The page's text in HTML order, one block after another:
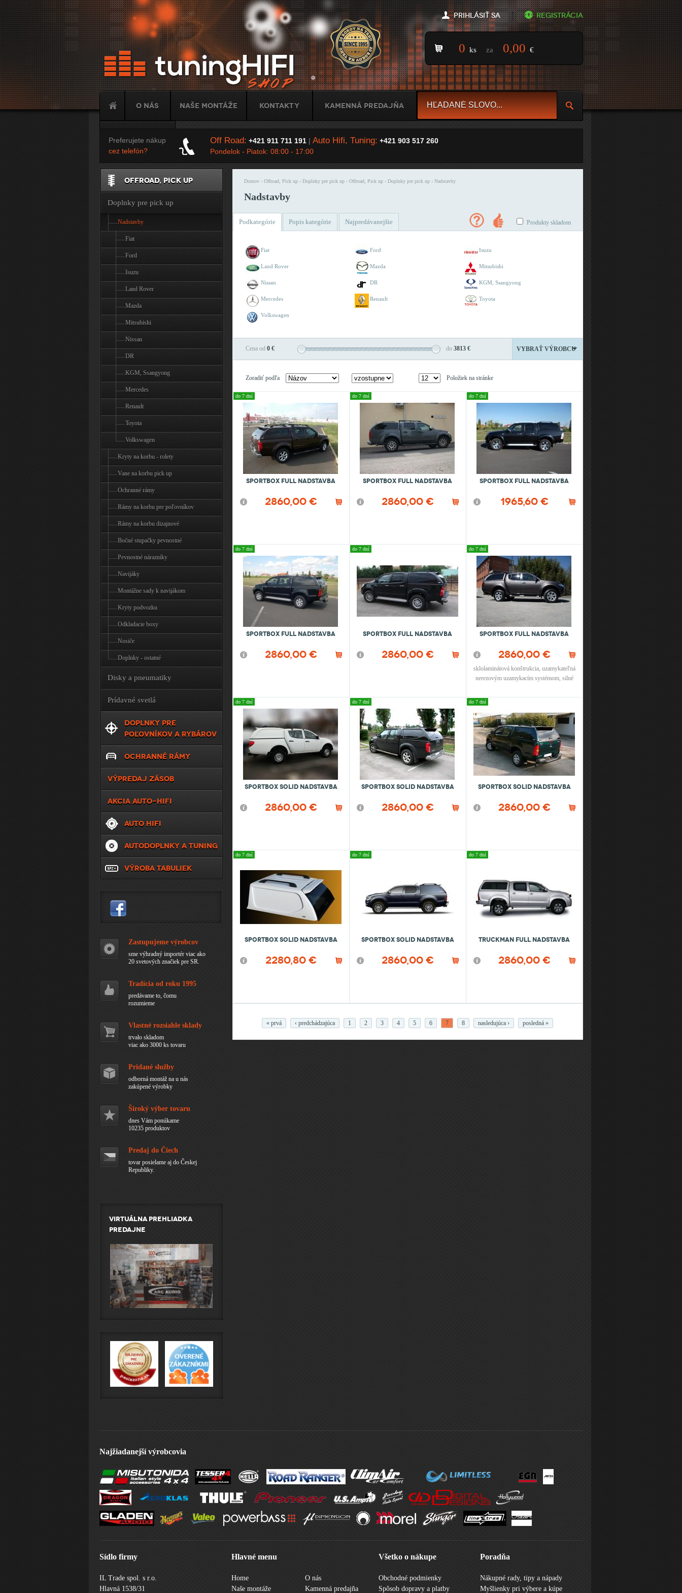
Jump to Navigation
Prihlásiť sa
Registrácia
0 ks za 0,00 €
O nás Naše montáže Kontakty Kamenná predajňa
Tuning
Preferujete nákup
cez telefón?
Off Road: +421 911 711 191| Auto Hifi, Tuning: +421 903 517 260
Pondelok - Piatok: 08:00 - 17:00
Domov› Offroad, Pick up› Doplnky pre pick up› Offroad, Pick up› Doplnky pre pick up› Nadstavby
Nadstavby
Podkategórie Popis kategórie Najpredávanejšie Produkty skladom
Fiat Ford Isuzu
Land Rover Mazda Mitsubishi
Nissan DR KGM, Ssangyong
Mercedes Renault Toyota
Volkswagen
Cena od 0 € do 3813 € VYBRAŤ VÝROBCU
Zoradiť podľa Položiek na stránke
do 7 dní
Sportbox Full nadstavba
2860,00 €
do 7 dní
Sportbox Full nadstavba
2860,00 €
do 7 dní
Sportbox Full nadstavba
1965,60 €
do 7 dní
Sportbox Full nadstavba
2860,00 €
do 7 dní
Sportbox Full nadstavba
2860,00 €
do 7 dní
SportBox Full nadstavba
2860,00 €
sklolaminátová konštrukcia, uzamykateľná
nerezovým uzamykacím systémom, silné
tmavé sklá, posuvné predné okno,
výklopné bočné okná, vodotesná, LED
osvetlenie, lakovanie podľa farby auta,
spoiler + prídavné brzdové svetlo
do 7 dní
SportBox Solid nadstavba
2860,00 €
do 7 dní
Sportbox Solid nadstavba
2860,00 €
do 7 dní
Sportbox Solid nadstavba
2860,00 €
do 7 dní
Sportbox Solid nadstavba
2280,80 €
do 7 dní
Sportbox Solid nadstavba
2860,00 €
do 7 dní
Truckman Full nadstavba
2860,00 €
Stránky« prvá ‹ predchádzajúca 1 2 3 4 5 6 7 8 nasledujúca › posledná »
OFFROAD, PICK UP
Doplnky pre pick up
Nadstavby
Fiat
Ford
Isuzu
Land Rover
Mazda
Mitsubishi
Nissan
DR
KGM, Ssangyong
Mercedes
Renault
Toyota
Volkswagen
Kryty na korbu - rolety
Vane na korbu pick up
Ochranné rámy
Rámy na korbu pre poľovníkov
Rámy na korbu dizajnové
Bočné stupačky pevnostné
Pevnostné nárazníky
Navijáky
Montážne sady k navijákom
Kryty podvozku
Odkladacie boxy
Nosiče
Doplnky - ostatné
Disky a pneumatiky
Prídavné svetlá
DOPLNKY PRE
POĽOVNÍKOV A RYBÁROV
OCHRANNÉ RÁMY
VÝPREDAJ ZÁSOB
AKCIA AUTO-HIFI
AUTO HIFI
AUTODOPLNKY A TUNING
VÝROBA TABULIEK
Zastupujeme výrobcov
sme výhradný importér viac ako
20 svetových značiek pre SR.
Tradícia od roku 1995
predávame to, čomu
rozumieme
Vlastné rozsiahle sklady
trvalo skladom
viac ako 3000 ks tovaru
Pridané služby
odborná montáž na u nás
zakúpené výrobky
Široký výber tovaru
dnes Vám ponúkame
10235 produktov
Predaj do Čiech
tovar posielame aj do Českej
Republiky.
Virtuálna prehliadka
predajne
Najžiadanejší výrobcovia
Sídlo firmy
IL Trade spol. s r.o.
Hlavná 1538/31
Hlavné menu
Home
O nás
Naše montáže
Kamenná predajňa
Všetko o nákupe
Obchodné podmienky
Spôsob dopravy a platby
Poradňa
Nákupné rady, tipy a nápady
Myšlienky pri výbere a kúpe